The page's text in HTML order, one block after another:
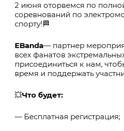
2 июня оторвемся по
соревнований по
спорту!🏁
EBanda— партнер
всех фанатов
присоединиться к нам,
время и поддержать
💥Что будет:
— Бесплатная регистрация;